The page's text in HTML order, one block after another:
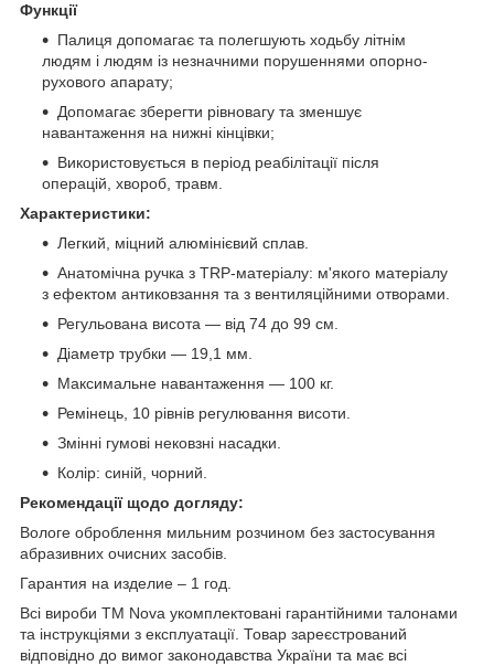
Функції
Палиця допомагає та полегшують ходьбу літнім
людям і людям із незначними порушеннями опорно-
рухового апарату;
Допомагає зберегти рівновагу та зменшує
навантаження на нижні кінцівки;
Використовується в період реабілітації після
операцій, хвороб, травм.
Характеристики:
Легкий, міцний алюмінієвий сплав.
Анатомічна ручка з TRP-матеріалу: м'якого матеріалу
з ефектом антиковзання та з вентиляційними отворами.
Регульована висота — від 74 до 99 см.
Діаметр трубки — 19,1 мм.
Максимальне навантаження — 100 кг.
Ремінець, 10 рівнів регулювання висоти.
Змінні гумові нековзні насадки.
Колір: синій, чорний.
Рекомендації щодо догляду:
Вологе оброблення мильним розчином без застосування
абразивних очисних засобів.
Гарантия на изделие – 1 год.
Всі вироби ТМ Nova укомплектовані гарантійними талонами
та інструкціями з експлуатації. Товар зареєстрований
відповідно до вимог законодавства України та має всі